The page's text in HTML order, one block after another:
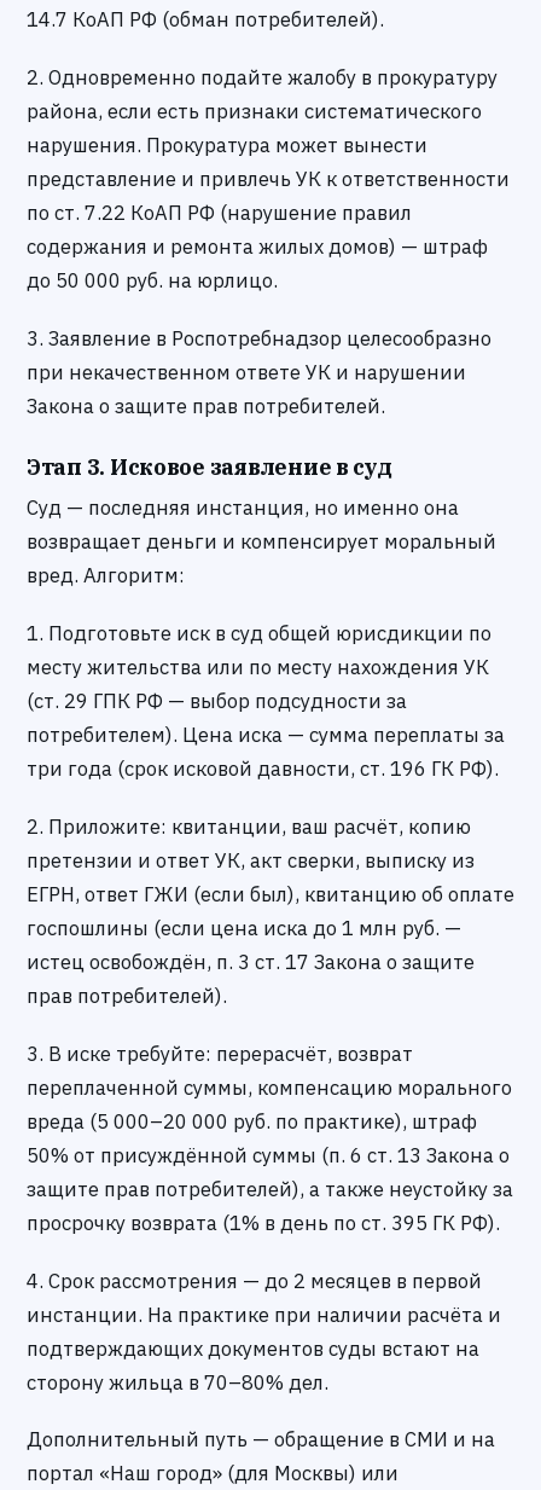
14.7 КоАП РФ (обман потребителей).
2. Одновременно подайте жалобу в прокуратуру
района, если есть признаки систематического
нарушения. Прокуратура может вынести
представление и привлечь УК к ответственности
по ст. 7.22 КоАП РФ (нарушение правил
содержания и ремонта жилых домов) — штраф
до 50 000 руб. на юрлицо.
3. Заявление в Роспотребнадзор целесообразно
при некачественном ответе УК и нарушении
Закона о защите прав потребителей.
Этап 3. Исковое заявление в суд
Суд — последняя инстанция, но именно она
возвращает деньги и компенсирует моральный
вред. Алгоритм:
1. Подготовьте иск в суд общей юрисдикции по
месту жительства или по месту нахождения УК
(ст. 29 ГПК РФ — выбор подсудности за
потребителем). Цена иска — сумма переплаты за
три года (срок исковой давности, ст. 196 ГК РФ).
2. Приложите: квитанции, ваш расчёт, копию
претензии и ответ УК, акт сверки, выписку из
ЕГРН, ответ ГЖИ (если был), квитанцию об оплате
госпошлины (если цена иска до 1 млн руб. —
истец освобождён, п. 3 ст. 17 Закона о защите
прав потребителей).
3. В иске требуйте: перерасчёт, возврат
переплаченной суммы, компенсацию морального
вреда (5 000–20 000 руб. по практике), штраф
50% от присуждённой суммы (п. 6 ст. 13 Закона о
защите прав потребителей), а также неустойку за
просрочку возврата (1% в день по ст. 395 ГК РФ).
4. Срок рассмотрения — до 2 месяцев в первой
инстанции. На практике при наличии расчёта и
подтверждающих документов суды встают на
сторону жильца в 70–80% дел.
Дополнительный путь — обращение в СМИ и на
портал «Наш город» (для Москвы) или